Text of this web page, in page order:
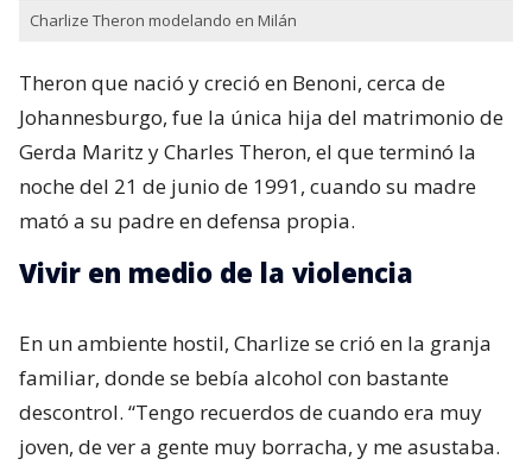
Charlize Theron modelando en Milán
Theron que nació y creció en Benoni,​ cerca de
Johannesburgo, fue la única hija del matrimonio de
Gerda Maritz​ y Charles Theron, el que terminó la
noche del 21 de junio de 1991, cuando su madre
mató a su padre en defensa propia.
Vivir en medio de la violencia
En un ambiente hostil, Charlize se crió en la granja
familiar, donde se bebía alcohol con bastante
descontrol. “Tengo recuerdos de cuando era muy
joven, de ver a gente muy borracha, y me asustaba.